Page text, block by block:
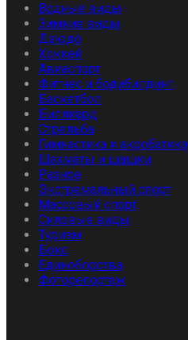
Водные виды
Зимние виды
Дзюдо
Хоккей
Авиаспорт
Фитнес и бодибилдинг
Баскетбол
Биллиард
Стрельба
Гимнастика и акробатика
Шахматы и шашки
Разное
Экстремальный спорт
Массовый спорт
Силовые виды
Туризм
Бокс
Единоборства
Фоторепортаж